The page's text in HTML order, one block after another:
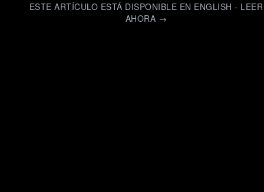
ESTE ARTÍCULO ESTÁ DISPONIBLE EN ENGLISH - LEER
AHORA →